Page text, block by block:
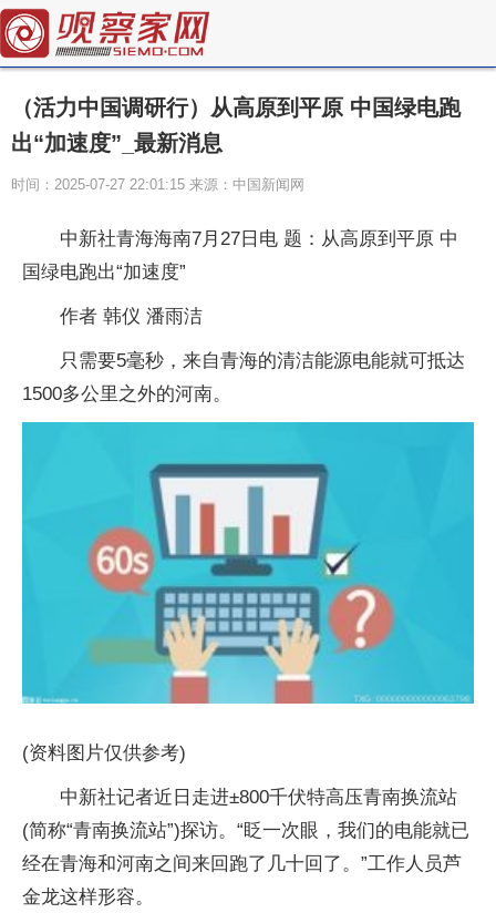
（活力中国调研行）从高原到平原 中国绿电跑
出“加速度”_最新消息
时间：2025-07-27 22:01:15 来源：中国新闻网
中新社青海海南7月27日电 题：从高原到平原 中
国绿电跑出“加速度”
作者 韩仪 潘雨洁
只需要5毫秒，来自青海的清洁能源电能就可抵达
1500多公里之外的河南。
(资料图片仅供参考)
中新社记者近日走进±800千伏特高压青南换流站
(简称“青南换流站”)探访。“眨一次眼，我们的电能就已
经在青海和河南之间来回跑了几十回了。”工作人员芦
金龙这样形容。